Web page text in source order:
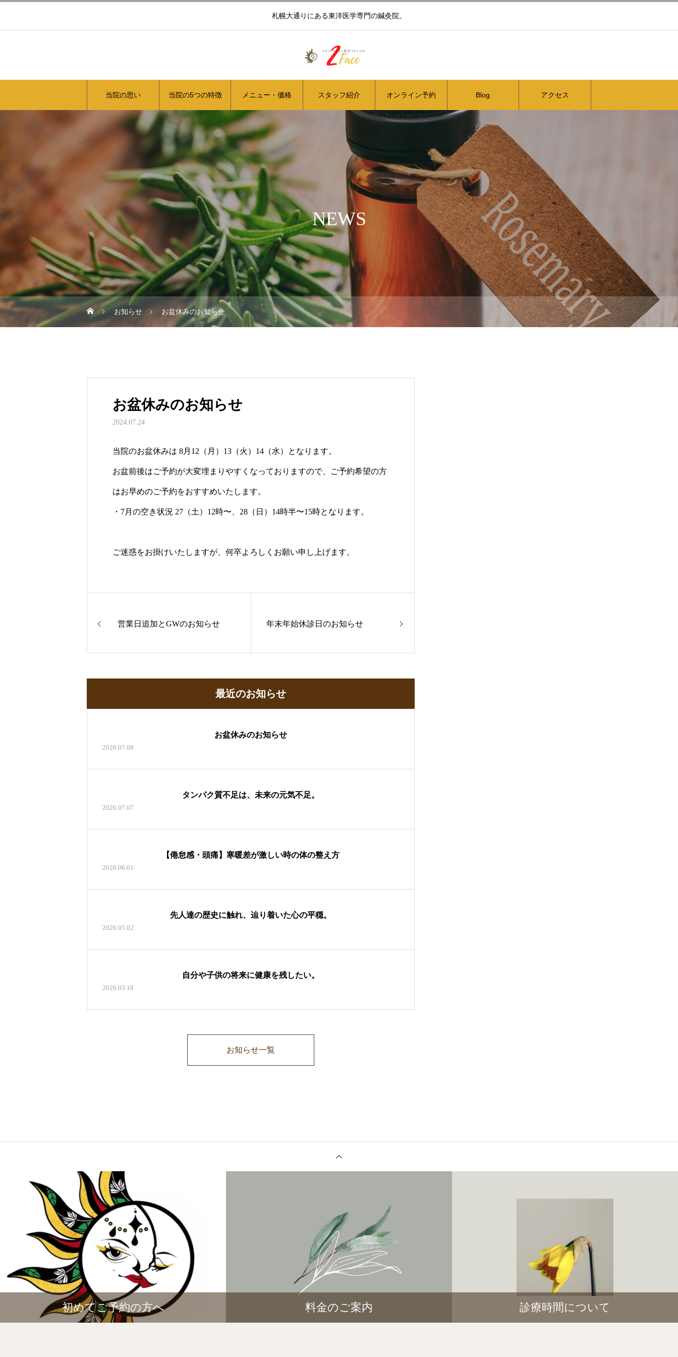
札幌大通りにある東洋医学専門の鍼灸院。
当院の思い 当院の5つの特徴 メニュー・価格 スタッフ紹介 オンライン予約 Blog アクセス
NEWS
お知らせ お盆休みのお知らせ
お盆休みのお知らせ
2024.07.24
当院のお盆休みは 8月12（月）13（火）14（水）となります。
お盆前後はご予約が大変埋まりやすくなっておりますので、ご予約希望の方
はお早めのご予約をおすすめいたします。
・7月の空き状況 27（土）12時〜、28（日）14時半〜15時となります。
ご迷惑をお掛けいたしますが、何卒よろしくお願い申し上げます。
営業日追加とGWのお知らせ 年末年始休診日のお知らせ
最近のお知らせ
お盆休みのお知らせ
2026.07.08
タンパク質不足は、未来の元気不足。
2026.07.07
【倦怠感・頭痛】寒暖差が激しい時の体の整え方
2026.06.01
先人達の歴史に触れ、辿り着いた心の平穏。
2026.05.02
自分や子供の将来に健康を残したい。
2026.03.18
お知らせ一覧
初めてご予約の方へ 料金のご案内 診療時間について